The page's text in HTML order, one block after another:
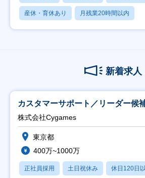
産休・育休あり 月残業20時間以内
新着求人
カスタマーサポート／リーダー候
株式会社Cygames
東京都
400万~1000万
正社員採用 土日祝休み 休日120日